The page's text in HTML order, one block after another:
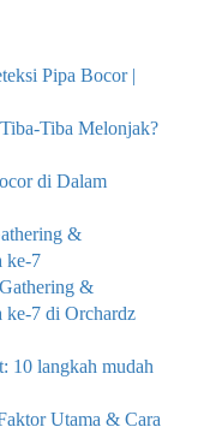
Pipa Bocor |
Tiba Melonjak?
di Dalam
&
ke-7
&
7 di Orchardz
10 langkah mudah
Utama & Cara